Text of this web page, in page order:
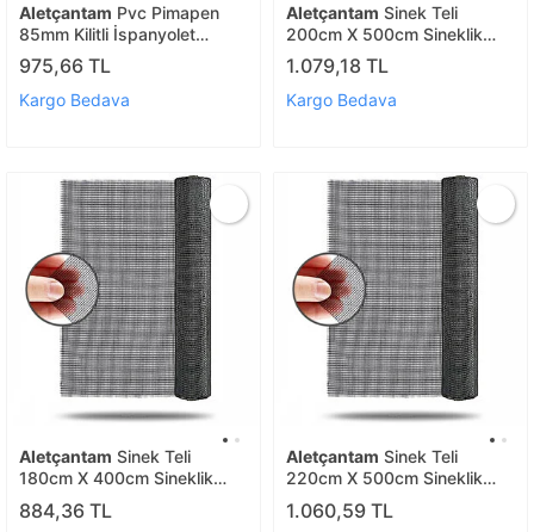
Aletçantam Pvc Pimapen
85mm Kilitli İspanyolet
Balkon Kapı Kilidi - 180cm
975,66 TL
Kargo Bedava
Aletçantam Sinek Teli
200cm X 500cm Sineklik
Tülü Fiberglass (güneşe
Dayanıklı)
1.079,18 TL
Kargo Bedava
Aletçantam Sinek Teli
180cm X 400cm Sineklik
Tülü Fiberglass (güneşe
Dayanıklı)
884,36 TL
Aletçantam Sinek Teli
220cm X 500cm Sineklik
Tülü Fiberglass (güneşe
Dayanıklı)
1.060,59 TL